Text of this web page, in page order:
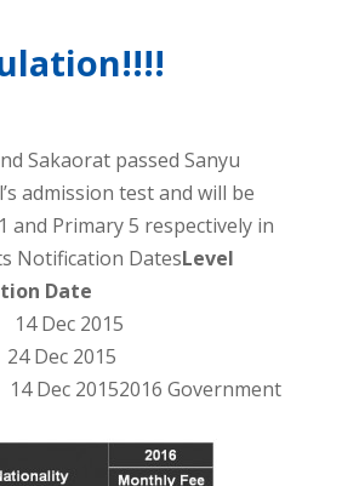
Sakaorat passed Sanyu
admission test and will be
and Primary 5 respectively in
Notification DatesLevel
Date
Dec 2015
Dec 2015
Dec 20152016 Government